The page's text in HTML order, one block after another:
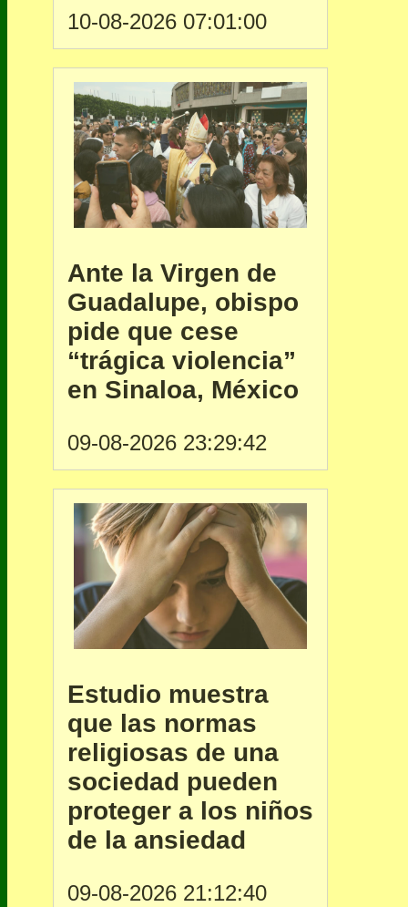
10-08-2026 07:01:00
Ante la Virgen de
Guadalupe, obispo
pide que cese
“trágica violencia”
en Sinaloa, México
09-08-2026 23:29:42
Estudio muestra
que las normas
religiosas de una
sociedad pueden
proteger a los niños
de la ansiedad
09-08-2026 21:12:40